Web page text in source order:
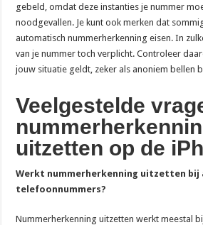
gebeld, omdat deze instanties je nummer
noodgevallen. Je kunt ook merken dat
automatisch nummerherkenning eisen. In
van je nummer toch verplicht. Controleer
jouw situatie geldt, zeker als anoniem bellen
Veelgestelde
uitzetten op de
Werkt nummerherkenning uitzetten bij
telefoonnummers?
Nummerherkenning uitzetten werkt meestal